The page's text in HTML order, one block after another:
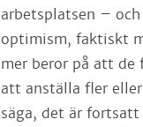
arbetsplatsen –
optimism, faktiskt
mer beror på att
att anställa fler eller
säga, det är